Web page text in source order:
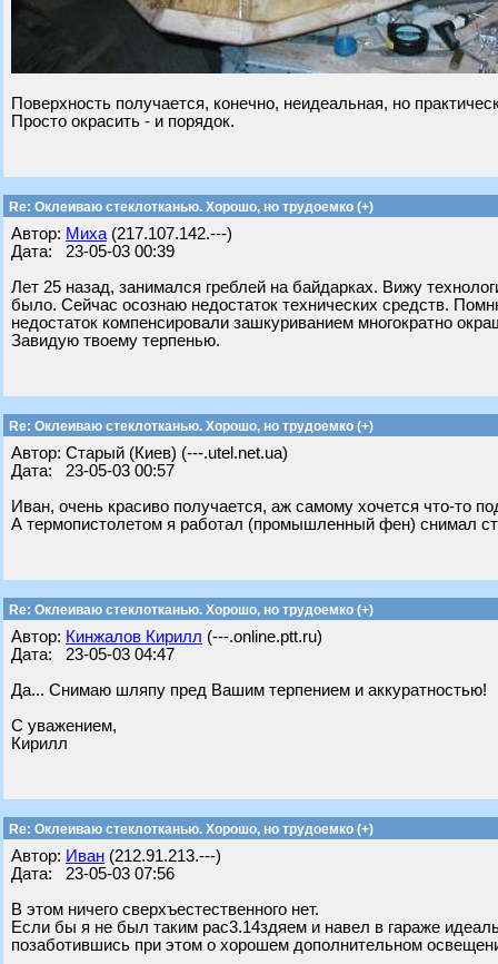
Поверхность получается, конечно, неидеальная, но
Просто окрасить - и порядок.
Re: Оклеиваю стеклотканью. Хорошо, но трудоемко (+)
Автор: Миха (217.107.142.---)
Дата: 23-05-03 00:39
Лет 25 назад, занимался греблей на байдарках. Вижу
было. Сейчас осознаю недостаток технических средств.
недостаток компенсировали зашкуриванием многократно
Завидую твоему терпенью.
Re: Оклеиваю стеклотканью. Хорошо, но трудоемко (+)
Автор: Старый (Киев) (---.utel.net.ua)
Дата: 23-05-03 00:57
Иван, очень красиво получается, аж самому хочется что-то
А термопистолетом я работал (промышленный фен) снимал
Re: Оклеиваю стеклотканью. Хорошо, но трудоемко (+)
Автор: Кинжалов Кирилл (---.online.ptt.ru)
Дата: 23-05-03 04:47
Да... Снимаю шляпу пред Вашим терпением и аккуратностью!
С уважением,
Кирилл
Re: Оклеиваю стеклотканью. Хорошо, но трудоемко (+)
Автор: Иван (212.91.213.---)
Дата: 23-05-03 07:56
В этом ничего сверхъестественного нет.
Если бы я не был таким рас3.14здяем и навел в гараже
позаботившись при этом о хорошем дополнительном